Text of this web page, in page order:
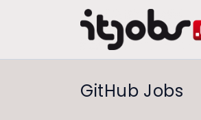
GitHub Jobs